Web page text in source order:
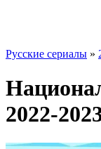
Русские сериалы »
2022-